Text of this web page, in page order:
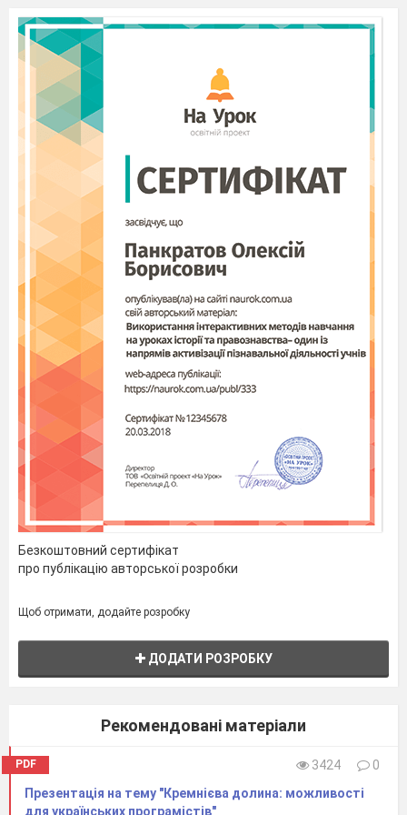
(display– відображувати)– це пристрій
візуального представлення даних.
Терміни дисплей
Дисплей, як пристрій для відображення інформації,
має ширше застосування, наприклад, дисплей
мобільного телефону, а термін монітор
пов'язується з комп'ютером або телеекраном
дистанційного спостереження.
Основні характеристики (параметри)
моніторів
Розмір екранавимірюється між
протилежними кутами екрана кінескопа по
діагоналі.
Одиниця виміру – дюйми.Стандартні розміри: 15";
17"; 19"; 20"; 21".
На сьогодні універсальними є монітори
розміром 15 та 17 дюймів.
v Співвідношення сторін екрану–
стандартний (4:3) та широкоформатний (16:9,
vЧастота регенерації(крок поновлення)
секунди може повністю змінитися
зображення (тому частоту регенерації також
регенерації зображення вимірюють у
(Гц). Мінімальним значенням частоти
регенерації повинно бути 75 Гц, нормальним
85 Гц, а добрим – 100 Гц та більше.
селів по вертикалі та горизонталі.
– кількість біт на
(1 біт) до 32-бітного).
Безкоштовний сертифікат
про публікацію авторської розробки
Щоб отримати, додайте розробку
ДОДАТИ РОЗРОБКУ
Рекомендовані матеріали
PDF 3424
0
Презентація на тему "Кремнієва долина: можливості
для українських програмістів"